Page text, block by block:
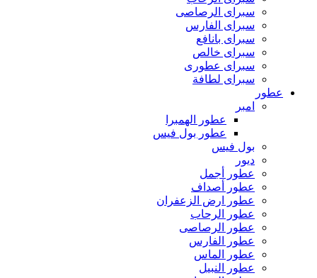
سبراى الرصاصى
سبراى الفارس
سبراى بانافع
سبراى خالص
سبراى عطورى
سبراى لطافة
عطور
امبر
عطور الهمبرا
عطور بول فيس
بول فيس
ديور
عطور أجمل
عطور أصداف
عطور ارض الزعفران
عطور الرحاب
عطور الرصاصى
عطور الفارس
عطور الماس
عطور النبيل